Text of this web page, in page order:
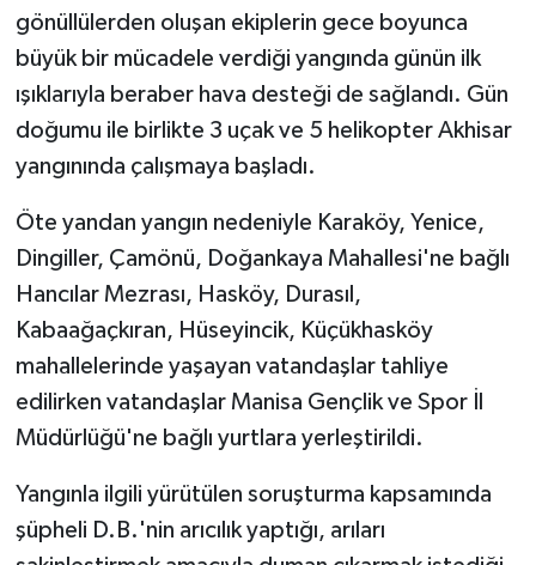
gönüllülerden oluşan ekiplerin gece boyunca
büyük bir mücadele verdiği yangında günün ilk
ışıklarıyla beraber hava desteği de sağlandı. Gün
doğumu ile birlikte 3 uçak ve 5 helikopter Akhisar
yangınında çalışmaya başladı.
Öte yandan yangın nedeniyle Karaköy, Yenice,
Dingiller, Çamönü, Doğankaya Mahallesi'ne bağlı
Hancılar Mezrası, Hasköy, Durasıl,
Kabaağaçkıran, Hüseyincik, Küçükhasköy
mahallelerinde yaşayan vatandaşlar tahliye
edilirken vatandaşlar Manisa Gençlik ve Spor İl
Müdürlüğü'ne bağlı yurtlara yerleştirildi.
Yangınla ilgili yürütülen soruşturma kapsamında
şüpheli D.B.'nin arıcılık yaptığı, arıları